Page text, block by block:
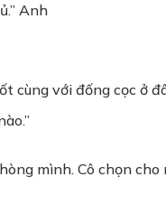
Anh
cùng với đống cọc ở
mình. Cô chọn